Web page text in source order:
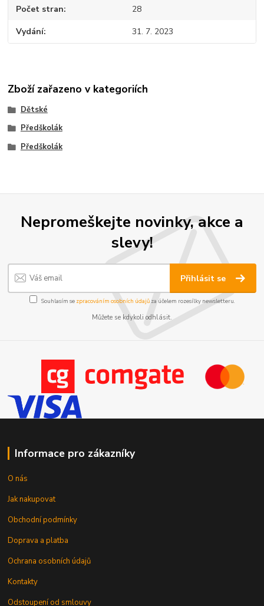
Počet stran 28
Vydání 31. 7. 2023
Zboží zařazeno v kategoriích
Dětské
Předškolák
Předškolák
Nepromeškejte novinky, akce a
slevy!
Přihlásit se
Souhlasím se zpracováním osobních údajůza účelem rozesílky newsletteru.
Můžete se kdykoli odhlásit.
Informace pro zákazníky
O nás
Jak nakupovat
Obchodní podmínky
Doprava a platba
Ochrana osobních údajů
Kontakty
Odstoupení od smlouvy